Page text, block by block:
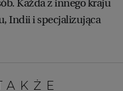
Każda z innego kraju
Indii i specjalizująca